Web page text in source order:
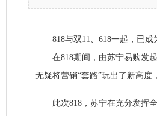
818与双11、618一起，已成
在818期间，由苏宁易购发起
无疑将营销“套路”玩出了新高度
此次818，苏宁在充分发挥全